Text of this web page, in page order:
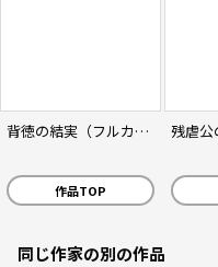
背徳の結実（フルカラー）
作品TOP
同じ作家の別の作品